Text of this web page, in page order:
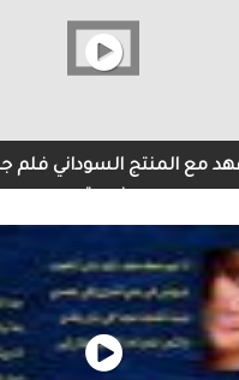
مع ‏المنتج السوداني‏ فلم
مع ‏المنتج السوداني‏ فلم جديد